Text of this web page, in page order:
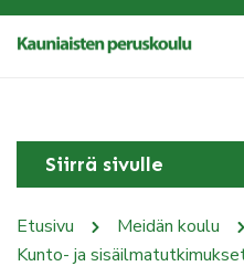
Siirrä sivulle
Etusivu
Meidän koulu
Kunto- ja